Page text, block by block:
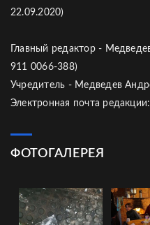
22.09.2020)
Главный редактор -
911 0066-388)
Учредитель - Медведев
Электронная почта редакции:
ФОТОГАЛЕРЕЯ